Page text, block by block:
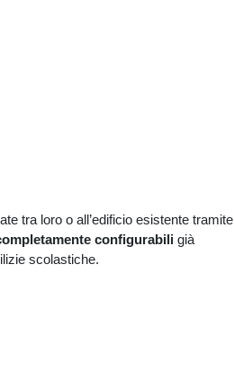
tra loro o all’edificio esistente tramite
configurabili già
scolastiche.